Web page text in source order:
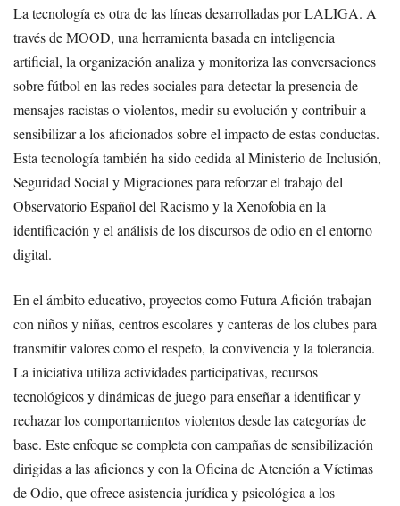
La tecnología es otra de las líneas desarrolladas por LALIGA. A
través de MOOD, una herramienta basada en inteligencia
artificial, la organización analiza y monitoriza las conversaciones
sobre fútbol en las redes sociales para detectar la presencia de
mensajes racistas o violentos, medir su evolución y contribuir a
sensibilizar a los aficionados sobre el impacto de estas conductas.
Esta tecnología también ha sido cedida al Ministerio de Inclusión,
Seguridad Social y Migraciones para reforzar el trabajo del
Observatorio Español del Racismo y la Xenofobia en la
identificación y el análisis de los discursos de odio en el entorno
digital.
En el ámbito educativo, proyectos como Futura Afición trabajan
con niños y niñas, centros escolares y canteras de los clubes para
transmitir valores como el respeto, la convivencia y la tolerancia.
La iniciativa utiliza actividades participativas, recursos
tecnológicos y dinámicas de juego para enseñar a identificar y
rechazar los comportamientos violentos desde las categorías de
base. Este enfoque se completa con campañas de sensibilización
dirigidas a las aficiones y con la Oficina de Atención a Víctimas
de Odio, que ofrece asistencia jurídica y psicológica a los